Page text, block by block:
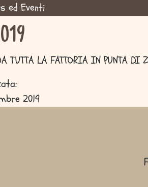
ed Eventi
TUTTA LA FATTORIA IN PUNTA DI
2019